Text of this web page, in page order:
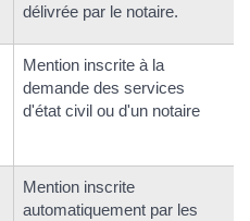
délivrée par le notaire.
Mention inscrite à la
demande des services
d'état civil ou d'un notaire
Mention inscrite
automatiquement par les